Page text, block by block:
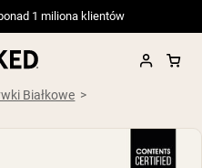
1 miliona klientów
Białkowe